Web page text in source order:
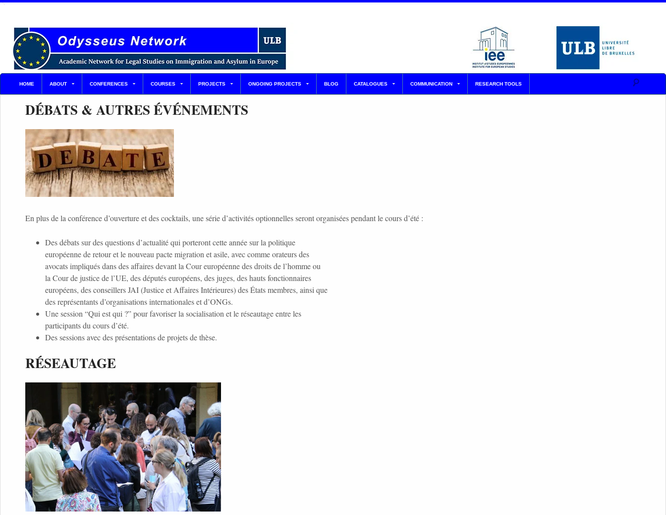
HOME ABOUT CONFERENCES COURSES PROJECTS ONGOING PROJECTS BLOG CATALOGUES COMMUNICATION RESEARCH TOOLS
DÉBATS & AUTRES ÉVÉNEMENTS
En plus de la conférence d’ouverture et des cocktails, une série d’activités optionnelles seront organisées pendant le cours d’été :
Des débats sur des questions d’actualité qui porteront cette année sur la politique
européenne de retour et le nouveau pacte migration et asile, avec comme orateurs des
avocats impliqués dans des affaires devant la Cour européenne des droits de l’homme ou
la Cour de justice de l’UE, des députés européens, des juges, des hauts fonctionnaires
européens, des conseillers JAI (Justice et Affaires Intérieures) des États membres, ainsi que
des représentants d’organisations internationales et d’ONGs.
Une session “Qui est qui ?” pour favoriser la socialisation et le réseautage entre les
participants du cours d’été.
Des sessions avec des présentations de projets de thèse.
RÉSEAUTAGE